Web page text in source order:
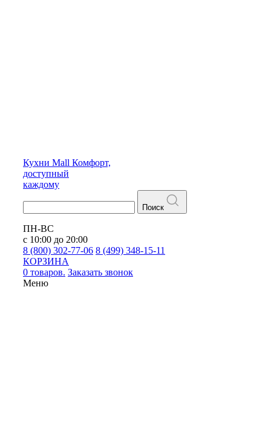
Кухни Mall Комфорт,
доступный
каждому
Поиск
ПН-ВС
с 10:00 до 20:00
8 (800) 302-77-06 8 (499) 348-15-11
КОРЗИНА
0 товаров. Заказать звонок
Меню